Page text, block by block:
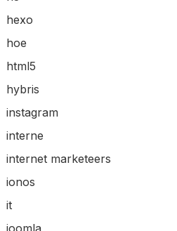
hexo
hoe
html5
hybris
instagram
interne
internet marketeers
ionos
it
joomla